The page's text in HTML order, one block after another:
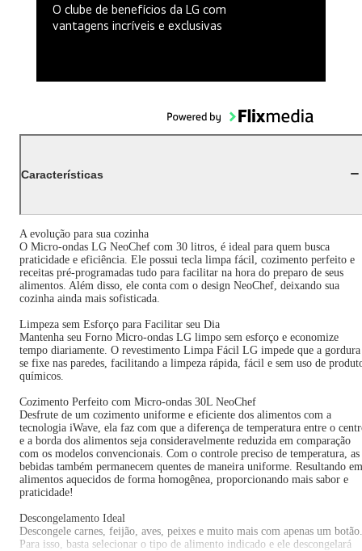
O clube de benefícios da LG com
vantagens incríveis e exclusivas
Características
A evolução para sua cozinha
O Micro-ondas LG NeoChef com 30 litros, é ideal para quem busca
praticidade e eficiência. Ele possui tecla limpa fácil, cozimento perfeito e
receitas pré-programadas tudo para facilitar na hora do preparo de seus
alimentos. Além disso, ele conta com o design NeoChef, deixando sua
cozinha ainda mais sofisticada.
Limpeza sem Esforço para Facilitar seu Dia
Mantenha seu Forno Micro-ondas LG limpo sem esforço e economize
tempo diariamente. O revestimento Limpa Fácil LG impede que a gordura
se fixe nas paredes, facilitando a limpeza rápida, fácil e sem uso de
químicos.
Cozimento Perfeito com Micro-ondas 30L NeoChef
Desfrute de um cozimento uniforme e eficiente dos alimentos com a
tecnologia iWave, ela faz com que a diferença de temperatura entre o
e a borda dos alimentos seja consideravelmente reduzida em comparação
com os modelos convencionais. Com o controle preciso de temperatura, as
bebidas também permanecem quentes de maneira uniforme. Resultando em
alimentos aquecidos de forma homogênea, proporcionando mais sabor e
praticidade!
Descongelamento Ideal
Descongele carnes, feijão, aves, peixes e muito mais com apenas um botão.
Para isso, basta selecionar o tipo de alimento indicado e ele descongelará